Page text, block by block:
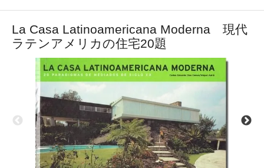
La Casa Latinoamericana Moderna 現代
ラテンアメリカの住宅20題